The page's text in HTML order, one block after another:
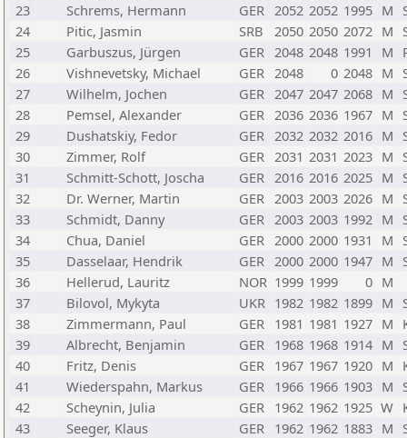
23
Schrems, Hermann GER 2052 2052 1995 M
24
Pitic, Jasmin SRB 2050 2050 2072 M
25
Garbuszus, Jürgen GER 2048 2048 1991 M
26
Vishnevetsky, Michael GER 2048 0 2048 M
27
Wilhelm, Jochen GER 2047 2047 2068 M
28
Pemsel, Alexander GER 2036 2036 1967 M
29
Dushatskiy, Fedor GER 2032 2032 2016 M
30
Zimmer, Rolf GER 2031 2031 2023 M
31
Schmitt-Schott, Joscha GER 2016 2016 2025 M
32
Dr. Werner, Martin GER 2003 2003 2026 M
33
Schmidt, Danny GER 2003 2003 1992 M
34
Chua, Daniel GER 2000 2000 1931 M
35
Dasselaar, Hendrik GER 2000 2000 1947 M
36
Hellerud, Lauritz NOR 1999 1999 0 M
37
Bilovol, Mykyta UKR 1982 1982 1899 M
38
Zimmermann, Paul GER 1981 1981 1927 M
39
Albrecht, Benjamin GER 1968 1968 1914 M
40
Fritz, Denis GER 1967 1967 1920 M
41
Wiederspahn, Markus GER 1966 1966 1903 M
42
Scheynin, Julia GER 1962 1962 1925 W
43
Seeger, Klaus GER 1962 1962 1883 M